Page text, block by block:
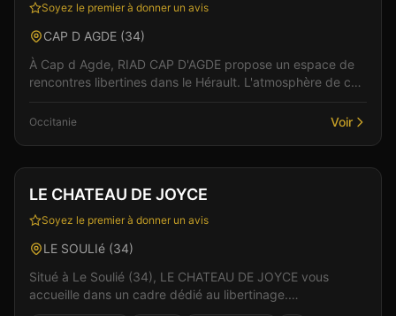
Soyez le premier à donner un avis
CAP D AGDE (34)
À Cap d Agde, RIAD CAP D'AGDE propose un espace de
rencontres libertines dans le Hérault. L'atmosphère de cet
Occitanie Voir
Club Spa & Wellness +2
LE CHATEAU DE JOYCE
Soyez le premier à donner un avis
LE SOULIé (34)
Situé à Le Soulié (34), LE CHATEAU DE JOYCE vous
accueille dans un cadre dédié au libertinage.